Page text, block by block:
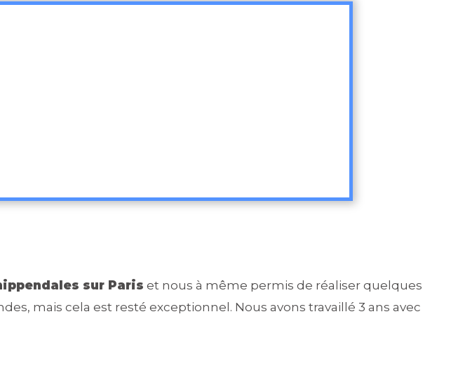
sur Paris et nous à même permis de réaliser quelques
mais cela est resté exceptionnel. Nous avons travaillé 3 ans avec